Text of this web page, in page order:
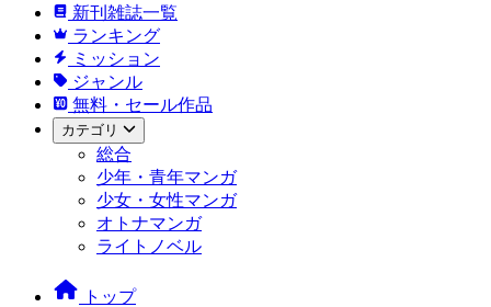
新刊雑誌一覧
ランキング
ミッション
ジャンル
無料・セール作品
カテゴリ
総合
少年・青年マンガ
少女・女性マンガ
オトナマンガ
ライトノベル
トップ